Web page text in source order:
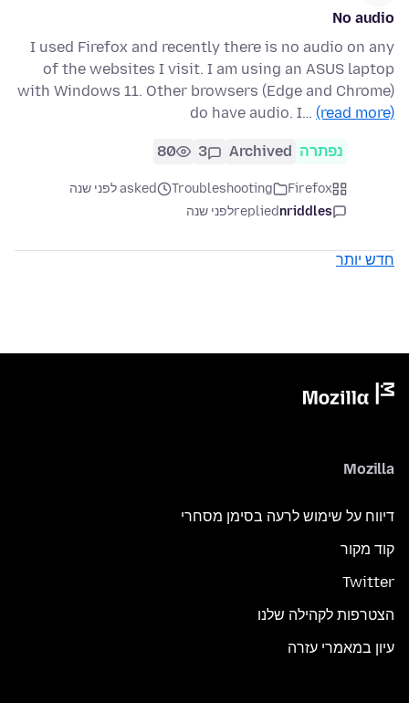
No audio
I used Firefox and recently there is no audio on any
of the websites I visit. I am using an ASUS laptop
with Windows 11. Other browsers (Edge and Chrome)
do have audio. I… (read more)
נפתרה Archived
3
80
Firefox
Troubleshooting
asked לפני שנה
nriddles
repliedלפני שנה
חדש יותר
Mozilla
דיווח על שימוש לרעה בסימן מסחרי
קוד מקור
Twitter
הצטרפות לקהילה שלנו
עיון במאמרי עזרה